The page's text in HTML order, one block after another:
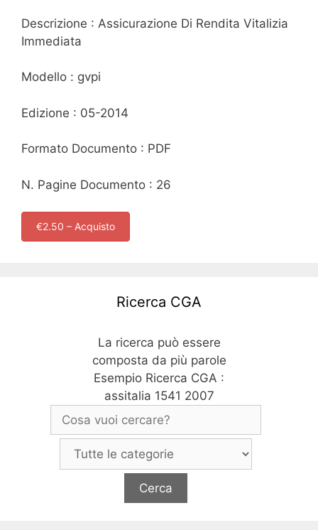
Descrizione : Assicurazione Di Rendita Vitalizia
Immediata
Modello : gvpi
Edizione : 05-2014
Formato Documento : PDF
N. Pagine Documento : 26
€2.50 – Acquisto
Ricerca CGA
La ricerca può essere
composta da più parole
Esempio Ricerca CGA :
assitalia 1541 2007